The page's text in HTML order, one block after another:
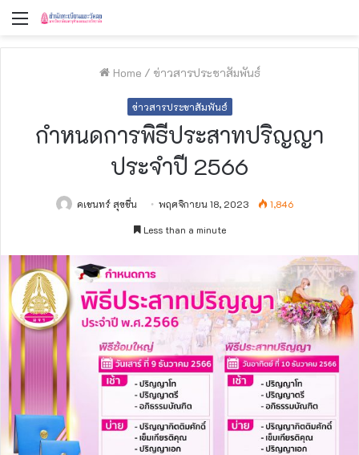
Menu
Home / ข่าวสารประชาสัมพันธ์
ข่าวสารประชาสัมพันธ์
กำหนดการพิธีประสาทปริญญา
ประจำปี 2566
คเชนทร์ สุขชื่น พฤศจิกายน 18, 2023
1,846
Less than a minute